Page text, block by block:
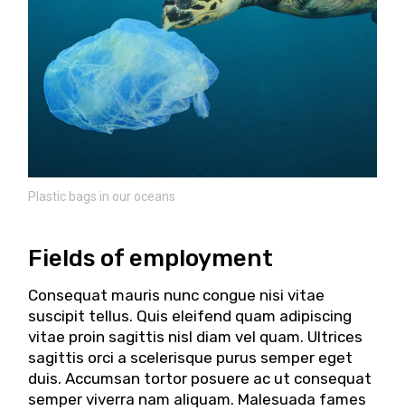
Plastic bags in our oceans
Fields of employment
Consequat mauris nunc congue nisi vitae
suscipit tellus. Quis eleifend quam adipiscing
vitae proin sagittis nisl diam vel quam. Ultrices
sagittis orci a scelerisque purus semper eget
duis. Accumsan tortor posuere ac ut consequat
semper viverra nam aliquam. Malesuada fames